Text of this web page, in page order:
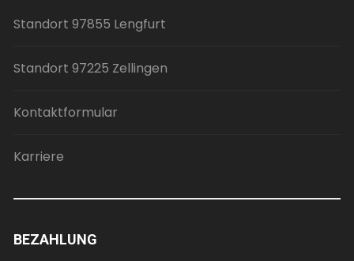
Standort 97855 Lengfurt
Standort 97225 Zellingen
Kontaktformular
Karriere
BEZAHLUNG